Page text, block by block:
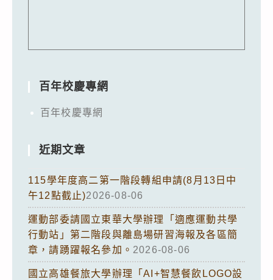
百年校慶專網
百年校慶專網
近期文章
115學年度高二第一階段轉組申請(8月13日中
午12點截止)2026-08-06
運動部委請國立東華大學辦理「適應運動共學
行動站」第二階段與離島場研習海報及各區簡
章，請踴躍報名參加。 2026-08-06
國立高雄餐旅大學辦理「AI+智慧餐飲LOGO設